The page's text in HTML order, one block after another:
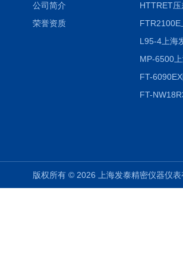
公司简介
荣誉资质
版权所有 © 2026 上海发泰精密仪器